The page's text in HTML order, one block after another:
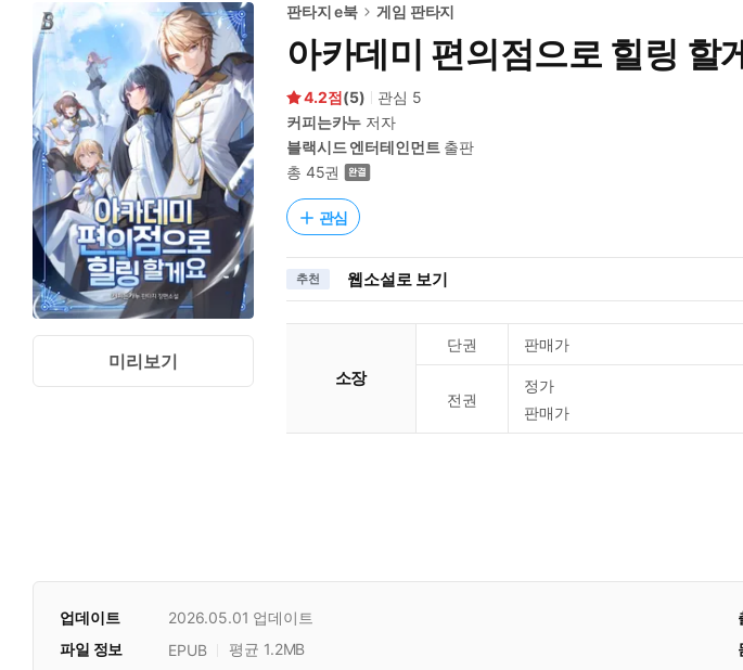
미리보기
판타지 e북 게임 판타지
아카데미 편의점으로 힐링 할
4.2 (5) 관심 5
커피는카누 저자
블랙시드 엔터테인먼트 출판
총 45권
관심
추천 웹소설로 보기
소장
단권 판매가
전권
정가
판매가
업데이트 2026.05.01 업데이트
파일 정보 EPUB
평균 1.2MB